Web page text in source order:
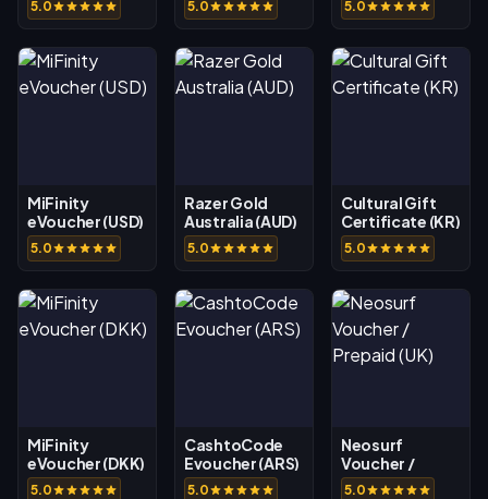
5.0 5.0 5.0
MiFinity
eVoucher (USD)
5.0
Razer Gold
Australia (AUD)
5.0
Cultural Gift
Certificate (KR)
5.0
MiFinity
eVoucher (DKK)
5.0
CashtoCode
Evoucher (ARS)
5.0
Neosurf
Voucher /
Prepaid (UK)
5.0